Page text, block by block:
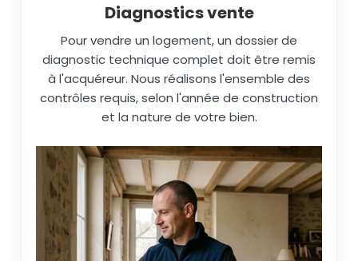
Diagnostics vente
Pour vendre un logement, un dossier de
diagnostic technique complet doit être remis
à l'acquéreur. Nous réalisons l'ensemble des
contrôles requis, selon l'année de construction
et la nature de votre bien.